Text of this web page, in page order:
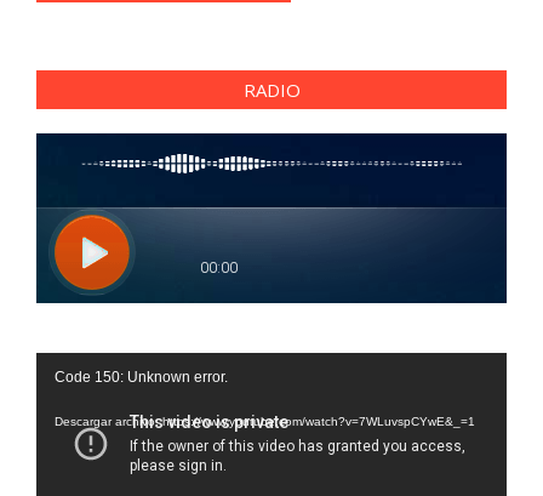
RADIO
Reproductor
vídeo
Code 150: Unknown error.
Descargar archivo: https://www.youtube.com/watch?v=7WLuvspCYwE&_=1